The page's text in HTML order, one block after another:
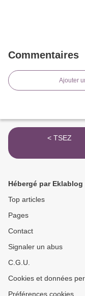
Commentaires
Ajouter
< TSEZ
Hébergé par Eklablog
Top articles
Pages
Contact
Signaler un abus
C.G.U.
Cookies et données
Préférences cookies